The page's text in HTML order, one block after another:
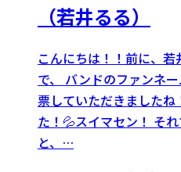
（若井るる）
こんにちは！！前に、
で、 バンドのファンネ
票していただきました
た！💦スイマセン！ そ
と、…